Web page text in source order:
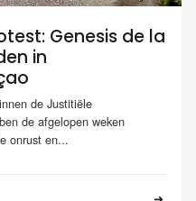
Genesis de la
in
de Justitiële
de afgelopen weken
onrust en...